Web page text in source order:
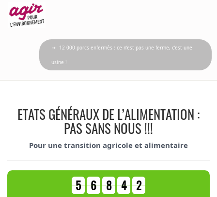
→ 12 000 porcs enfermés : ce n’est pas une ferme, c’est une
usine !
ETATS GÉNÉRAUX DE L’ALIMENTATION :
PAS SANS NOUS !!!
Pour une transition agricole et alimentaire
5 6 8 4 2